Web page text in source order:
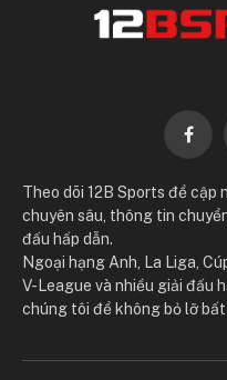
Theo dõi 12B Sports để
chuyên sâu, thông tin
đấu hấp dẫn.
Ngoại hạng Anh, La Liga,
V-League và nhiều giải đấu
chúng tôi để không bỏ lỡ